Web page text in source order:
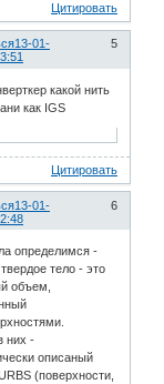
Цитировать
5
13-01-
какой нить
как IGS
Цитировать
6
13-01-
определимся -
тело - это
объем,
них -
описаный
(поверхности,